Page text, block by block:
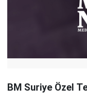
BM Suriye Özel